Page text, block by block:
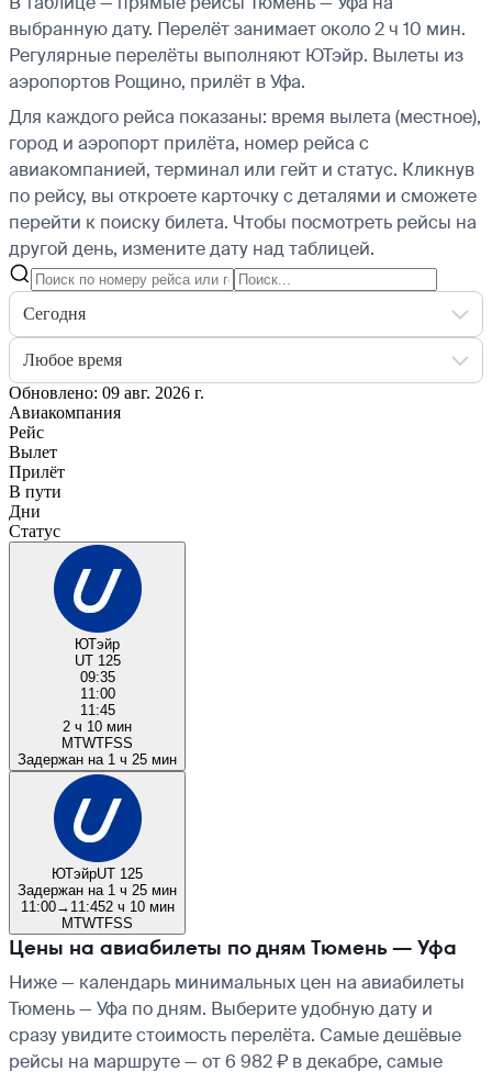
выбранную дату. Перелёт занимает около 2 ч 10 мин.
Регулярные перелёты выполняют ЮТэйр. Вылеты из
аэропортов Рощино, прилёт в Уфа.
Для каждого рейса показаны: время вылета (местное),
город и аэропорт прилёта, номер рейса с
авиакомпанией, терминал или гейт и статус. Кликнув
по рейсу, вы откроете карточку с деталями и сможете
перейти к поиску билета. Чтобы посмотреть рейсы на
другой день, измените дату над таблицей.
Сегодня
Любое время
Обновлено: 09 авг. 2026 г.
Авиакомпания
Рейс
Вылет
Прилёт
В пути
Дни
Статус
ЮТэйр
UT 125
09:35
11:00
11:45
2 ч 10 мин
MTWTFSS
Задержан на 1 ч 25 мин
ЮТэйрUT 125
Задержан на 1 ч 25 мин
11:00→ 11:452 ч 10 мин
MTWTFSS
Цены на авиабилеты по дням Тюмень — Уфа
Ниже — календарь минимальных цен на авиабилеты
Тюмень — Уфа по дням. Выберите удобную дату и
сразу увидите стоимость перелёта. Самые дешёвые
рейсы на маршруте — от 6 982 ₽ в декабре, самые